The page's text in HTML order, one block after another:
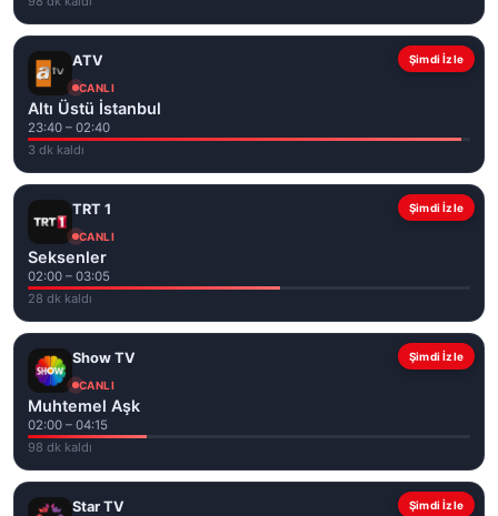
Kablo TV ihtiyacı olmadan, Wi-Fi ya da mobil internet üzerinden
Türkiye'nin popüler TV kanallarını canlı ve kesintisiz takip
edebilirsiniz.
Şimdi İzle
ATV
CANLI
Altı Üstü İstanbul
23:40 – 02:40
3 dk kaldı
Şimdi İzle
TRT 1
CANLI
Seksenler
02:00 – 03:05
28 dk kaldı
Şimdi İzle
Show TV
CANLI
Muhtemel Aşk
02:00 – 04:15
98 dk kaldı
Şimdi İzle
Star TV